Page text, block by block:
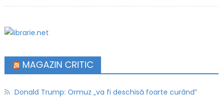
MAGAZIN CRITIC
Donald Trump: Ormuz „va fi deschisă foarte curând”